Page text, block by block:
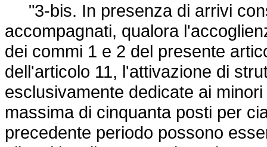
"3-bis. In presenza di arrivi
accompagnati, qualora
dei commi 1 e 2 del presente
dell'articolo 11, l'attivazione di
esclusivamente dedicate ai
massima di cinquanta posti per
precedente periodo possono